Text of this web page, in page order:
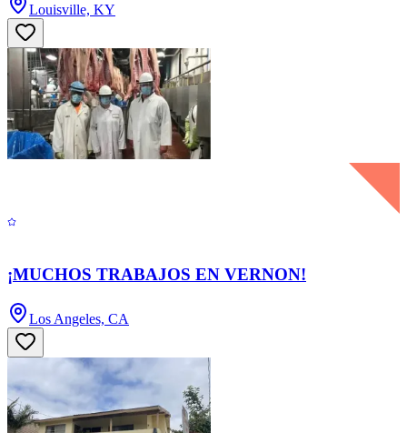
Louisville, KY
¡MUCHOS TRABAJOS EN VERNON!
Los Angeles, CA